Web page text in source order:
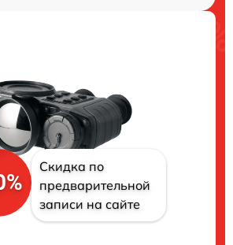
Скидка по
предварительной
записи на сайте